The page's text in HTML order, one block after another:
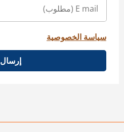
سياسة الخصوصية
إرسال